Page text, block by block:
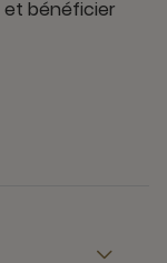
et bénéficier